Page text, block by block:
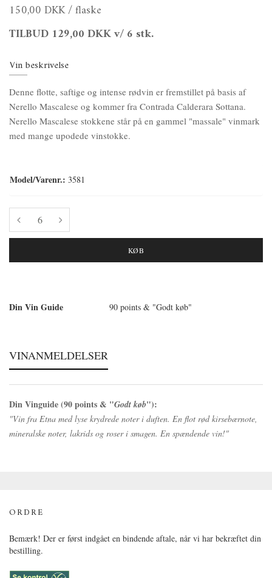
150,00 DKK/ flaske
TILBUD 129,00 DKKv/ 6 stk.
Vin beskrivelse
Denne flotte, saftige og intense rødvin er fremstillet på basis af
Nerello Mascalese og kommer fra Contrada Calderara Sottana.
Nerello Mascalese stokkene står på en gammel "massale" vinmark
med mange upodede vinstokke.
Model/Varenr.: 3581
KØB
Din Vin Guide 90 points & "Godt køb"
VINANMELDELSER
Din Vinguide (90 points & "Godt køb"):
"Vin fra Etna med lyse krydrede noter i duften. En flot rød kirsebærnote,
mineralske noter, lakrids og roser i smagen. En spændende vin!"
ORDRE
Bemærk! Der er først indgået en bindende aftale, når vi har bekræftet din
bestilling.